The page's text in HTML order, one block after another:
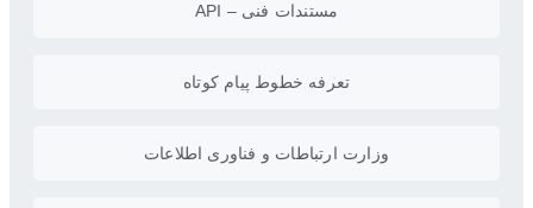
مستندات فنی – API
تعرفه خطوط پیام کوتاه
وزارت ارتباطات و فناوری اطلاعات